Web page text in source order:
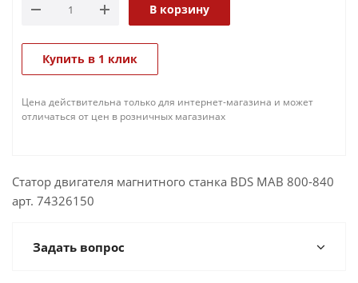
В корзину
Купить в 1 клик
Цена действительна только для интернет-магазина и может
отличаться от цен в розничных магазинах
Статор двигателя магнитного станка BDS MAB 800-840
арт. 74326150
Задать вопрос